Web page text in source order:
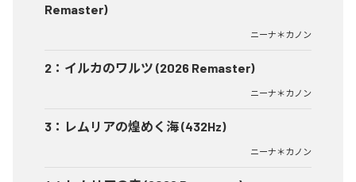
Remaster)
ニーナ＊カノン
2 ： イルカのワルツ (2026 Remaster)
ニーナ＊カノン
3 ： レムリアの煌めく海 (432Hz)
ニーナ＊カノン